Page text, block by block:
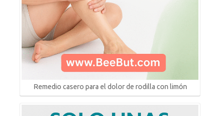
Remedio casero para el dolor de rodilla con limón